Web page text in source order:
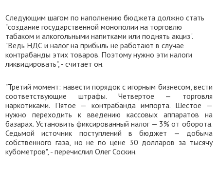
Следующим шагом по наполнению бюджета должно стать
"создание государственной монополии на торговлю
табаком и алкогольными напитками или поднять акциз".
"Ведь НДС и налог на прибыль не работают в случае
контрабанды этих товаров. Поэтому нужно эти налоги
ликвидировать", - считает он.
"Третий момент: навести порядок с игорным бизнесом, вести
соответствующие штрафы. Четвертое — торговля
наркотиками. Пятое — контрабанда импорта. Шестое —
нужно переходить к введению кассовых аппаратов на
базарах. Установить фиксированный налог — 3% от оборота.
Седьмой источник поступлений в бюджет — добыча
собственного газа, но не по цене 30 долларов за тысячу
кубометров", - перечислил Олег Соскин.